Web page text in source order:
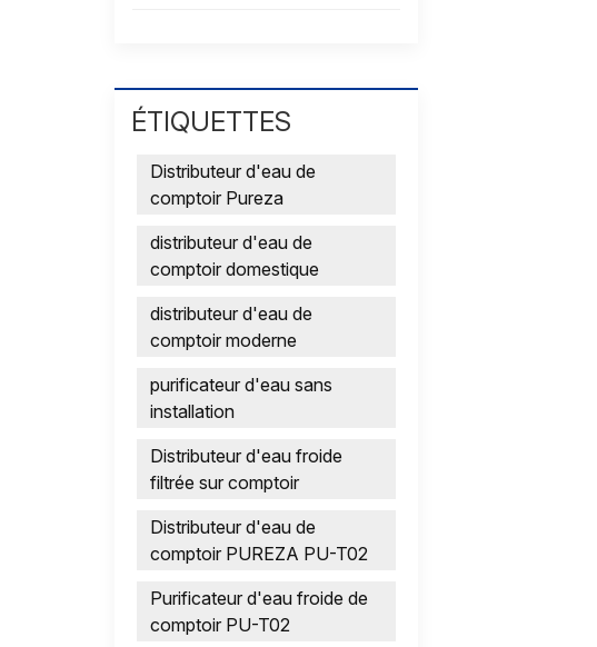
ÉTIQUETTES
Distributeur d'eau de
comptoir Pureza
distributeur d'eau de
comptoir domestique
distributeur d'eau de
comptoir moderne
purificateur d'eau sans
installation
Distributeur d'eau froide
filtrée sur comptoir
Distributeur d'eau de
comptoir PUREZA PU-T02
Purificateur d'eau froide de
comptoir PU-T02